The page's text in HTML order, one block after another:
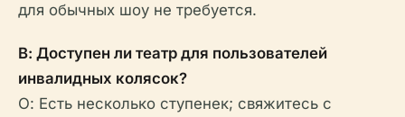
для обычных шоу не требуется.
В: Доступен ли театр для пользователей
инвалидных колясок?
О: Есть несколько ступенек; свяжитесь с